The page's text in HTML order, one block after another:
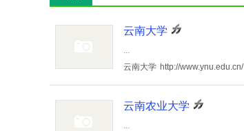
云南大学
...
云南大学 http://www.ynu.edu.cn/
云南农业大学
...